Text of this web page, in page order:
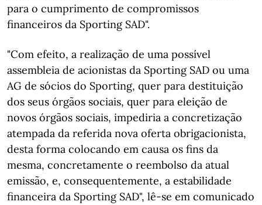
para o cumprimento de compromissos
financeiros da Sporting SAD".
"Com efeito, a realização de uma possível
assembleia de acionistas da Sporting SAD ou uma
AG de sócios do Sporting, quer para destituição
dos seus órgãos sociais, quer para eleição de
novos órgãos sociais, impediria a concretização
atempada da referida nova oferta obrigacionista,
desta forma colocando em causa os fins da
mesma, concretamente o reembolso da atual
emissão, e, consequentemente, a estabilidade
financeira da Sporting SAD", lê-se em comunicado